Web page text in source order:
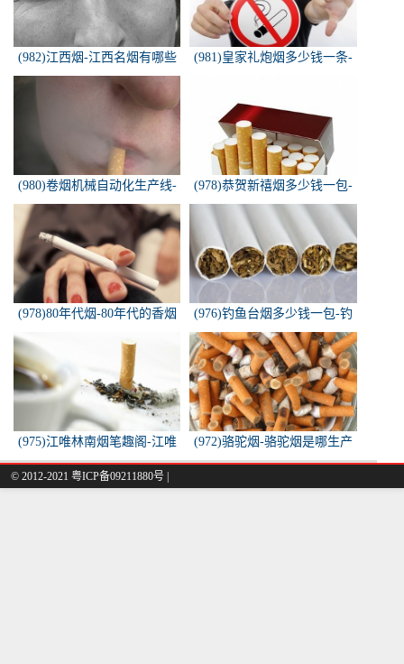
(982)江西烟-江西名烟有哪些
(981)皇家礼炮烟多少钱一条-
(980)卷烟机械自动化生产线-
中国烟草机械集团
(978)恭贺新禧烟多少钱一包-
恭贺新禧香烟有细支的多少钱
一盒？
(978)80年代烟-80年代的香烟
(976)钓鱼台烟多少钱一包-钓
鱼台烟多少钱一包
(975)江唯林南烟笔趣阁-江唯
林南烟小说叫什么名字？
(972)骆驼烟-骆驼烟是哪生产
的
© 2012-2021 粤ICP备09211880号 |